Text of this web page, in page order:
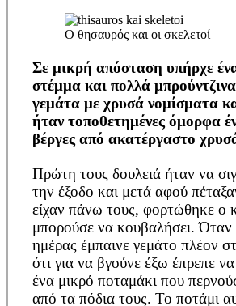
Ο θησαυρός και οι σκελετοί
Σε μικρή απόσταση υπήρχε
στέμμα και πολλά
γεμάτα με χρυσά νομίσματα
ήταν τοποθετημένες όμορφα
βέργες από ακατέργαστο
Πρώτη τους δουλειά ήταν να
την έξοδο και μετά αφού
είχαν πάνω τους, φορτώθηκε ο
μπορούσε να κουβαλήσει.
ημέρας έμπαινε γεμάτο πλέον
ότι για να βγούνε έξω έπρεπε
ένα μικρό ποταμάκι που
από τα πόδια τους. Το ποτάμι